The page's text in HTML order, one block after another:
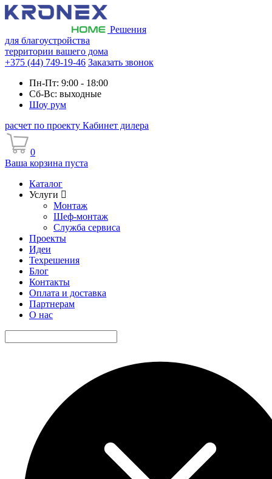
Решения
для благоустройства
территории вашего дома
+375 (44) 749-19-46 Заказать звонок
Пн-Пт: 9:00 - 18:00
Сб-Вс: выходные
Шоу рум
расчет по проекту Кабинет дилера
0
Ваша корзина пуста
Каталог
Услуги
Монтаж
Шеф-монтаж
Служба сервиса
Проекты
Идеи
Техрешения
Блог
Контакты
Оплата и доставка
Партнерам
О нас